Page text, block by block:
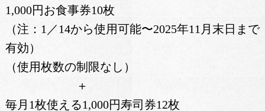
1,000円お食事券10枚
（注：1／14から使用可能〜2025年11月末日まで
有効）
（使用枚数の制限なし）
＋
毎月1枚使える1,000円寿司券12枚